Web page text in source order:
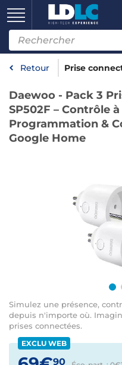
Retour Prise
Daewoo - Pack 3
SP502F – Contrôle
Programmation &
Google Home
Simulez une présence,
depuis n'importe où.
prises connectées.
EXCLU WEB
90